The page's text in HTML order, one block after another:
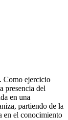
Como ejercicio
presencia del
en una
partiendo de la
en el conocimiento